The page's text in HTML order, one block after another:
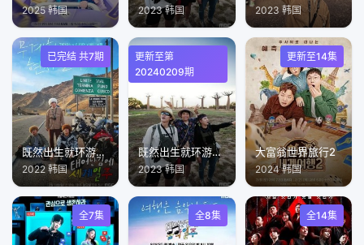
2025 韩国 2023 韩国 2023 韩国
已完结 共7期
既然出生就环游世界第一季
2022 韩国
更新至第
20240209期
既然出生就环游世界3
2023 韩国
更新至14集
大富翁世界旅行2
2024 韩国
全7集 全8集 全14集